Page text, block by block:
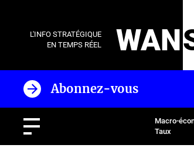
L'INFO STRATÉGIQUE
EN TEMPS RÉEL
WAN
Abonnez-vous
Macro-
Taux